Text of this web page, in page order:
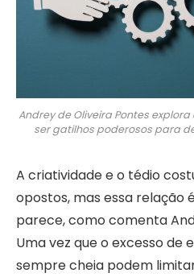
Andrey de Oliveira Pontes
ser gatilhos poderosos para
A criatividade e o tédio
opostos, mas essa relação
parece, como comenta
Uma vez que o excesso de
sempre cheia podem